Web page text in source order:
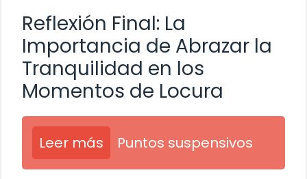
Reflexión Final: La
Importancia de Abrazar la
Tranquilidad en los
Momentos de Locura
Leer más Puntos suspensivos